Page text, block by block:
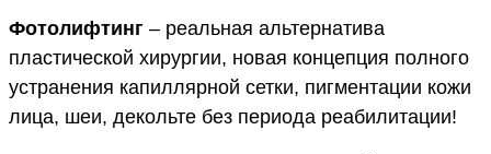
Фотолифтинг – реальная альтернатива
пластической хирургии, новая концепция полного
устранения капиллярной сетки, пигментации кожи
лица, шеи, декольте без периода реабилитации!